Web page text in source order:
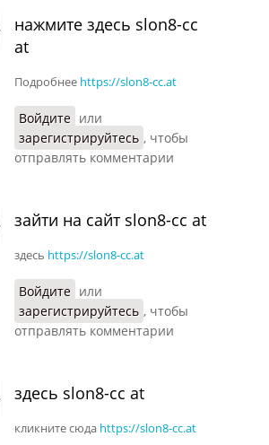
нажмите здесь slon8-cc
at
Подробнее https://slon8-cc.at
Войдите или
зарегистрируйтесь , чтобы
отправлять комментарии
зайти на сайт slon8-cc at
здесь https://slon8-cc.at
Войдите или
зарегистрируйтесь , чтобы
отправлять комментарии
здесь slon8-cc at
кликните сюда https://slon8-cc.at